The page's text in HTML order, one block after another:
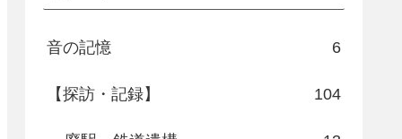
音の記憶 6
【探訪・記録】 104